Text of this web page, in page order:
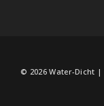
© 2026 Water-Dicht |